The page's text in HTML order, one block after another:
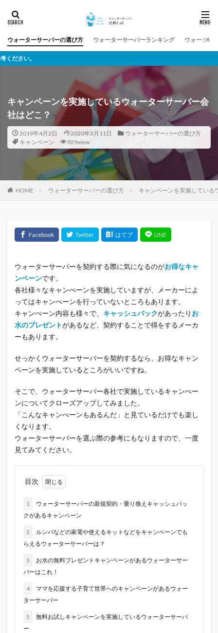
ウォーターサーバーの選び方 ウォーターサーバーランキング ウォーター
キャンペーンを実施しているウォーターサーバー会
社はどこ？
2019年4月2日 2020年3月11日
ウォーターサーバーの選び方
キャンペーン
929view
HOME ウォーターサーバーの選び方 キャンペーンを実施している
ウォーターサーバーを契約する際に気になるのがお得なキャ
ンペーンです。
各社様々なキャンぺーンを実施していますが、メーカーによ
ってはキャンぺーンを行っていないところもあります。
キャンぺーン内容も様々で、 キャッシュバックがあったり お
水のプレゼントがあるなど、契約することで得をするメーカ
ーもあります。
せっかくウォーターサーバーを契約するなら、お得なキャン
ペーンを実施しているところがいいですね。
そこで、ウォーターサーバー各社で実施しているキャンぺー
ンについてクローズアップしてみました。
「こんなキャンぺーンもあるんだ」と見ているだけでも楽し
くなります。
ウォーターサーバーを選ぶ際の参考にもなりますので、一度
見てみてください。
目次
1
ウォーターサーバーの新規契約・乗り換えキャッシュバッ
クがあるキャンペーン
2
ルンバなどの家電や使えるキットなどをキャンペーンでも
らえるウォーターサーバーは？
3
お水の無料プレゼントキャンペーンがあるウォーターサー
バーはこれ！
4
ママを応援する子育て世帯へのキャンペーンがあるウォー
ターサーバー
5
無料お試しキャンペーンを実施しているウォーターサーバ
ー